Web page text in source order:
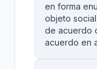
en forma
objeto
de acuerdo
acuerdo en